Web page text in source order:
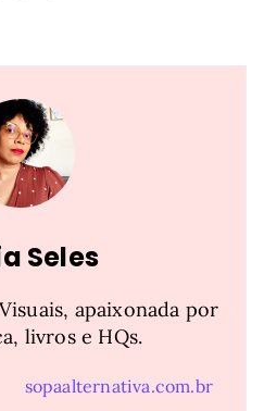
Seles
apaixonada por
livros e HQs.
sopaalternativa.com.br